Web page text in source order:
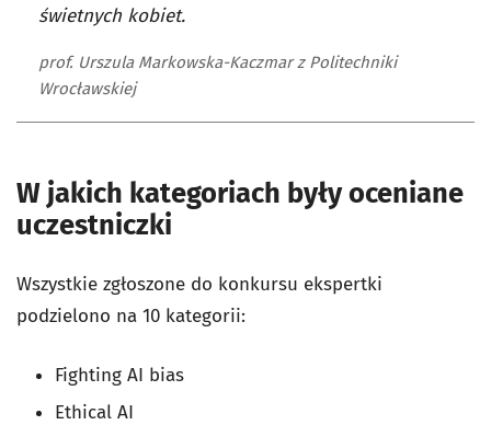
świetnych kobiet.
prof. Urszula Markowska-Kaczmar z Politechniki
Wrocławskiej
W jakich kategoriach były oceniane
uczestniczki
Wszystkie zgłoszone do konkursu ekspertki
podzielono na 10 kategorii:
Fighting AI bias
Ethical AI